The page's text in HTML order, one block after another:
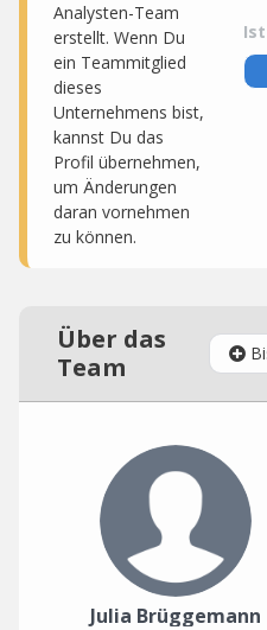
Analysten-Team
erstellt. Wenn Du
ein Teammitglied
dieses
Unternehmens bist,
kannst Du das
Profil übernehmen,
um Änderungen
daran vornehmen
zu können.
Über das
Team
Julia Brüggemann